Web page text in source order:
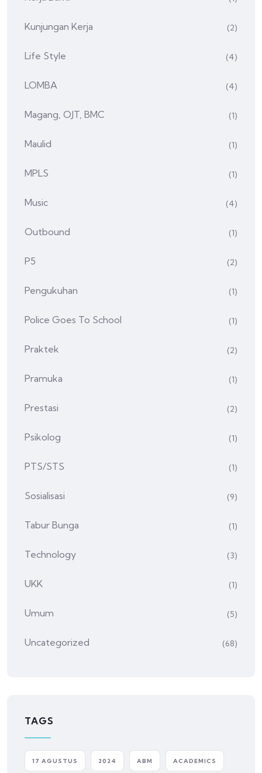
Kunjungan Kerja (2)
Life Style (4)
LOMBA (4)
Magang, OJT, BMC (1)
Maulid (1)
MPLS (1)
Music (4)
Outbound (1)
P5 (2)
Pengukuhan (1)
Police Goes To School (1)
Praktek (2)
Pramuka (1)
Prestasi (2)
Psikolog (1)
PTS/STS (1)
Sosialisasi (9)
Tabur Bunga (1)
Technology (3)
UKK (1)
Umum (5)
Uncategorized (68)
TAGS
17 AGUSTUS 2024 ABM ACADEMICS